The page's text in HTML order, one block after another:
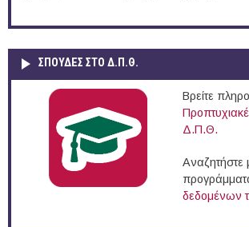
ΣΠΟΥΔΈΣ ΣΤΟ Δ.Π.Θ.
Βρείτε
Δ.Π.Θ.
Αναζητήστε
δεδομένων